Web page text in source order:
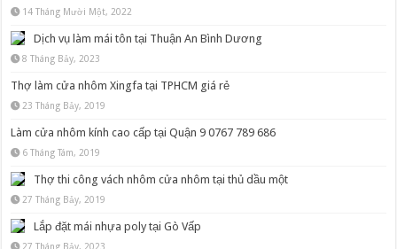
14 Tháng Mười Một, 2022
Dịch vụ làm mái tôn tại Thuận An Bình Dương
8 Tháng Bảy, 2023
Thợ làm cửa nhôm Xingfa tại TPHCM giá rẻ
23 Tháng Bảy, 2019
Làm cửa nhôm kính cao cấp tại Quận 9 0767 789 686
6 Tháng Tám, 2019
Thợ thi công vách nhôm cửa nhôm tại thủ dầu một
27 Tháng Bảy, 2019
Lắp đặt mái nhựa poly tại Gò Vấp
27 Tháng Bảy, 2023